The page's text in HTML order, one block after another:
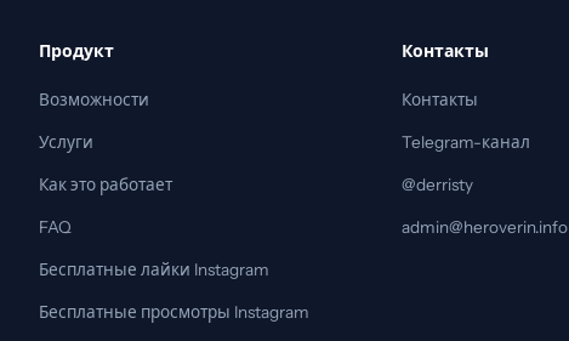
Продукт
Возможности
Услуги
Как это работает
FAQ
Бесплатные лайки Instagram
Бесплатные просмотры Instagram
Контакты
Контакты
Telegram-канал
@derristy
admin@heroverin.info